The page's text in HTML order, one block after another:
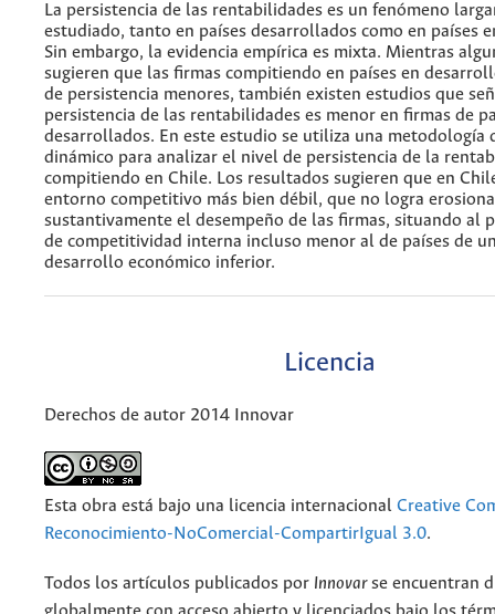
La persistencia de las rentabilidades es un fenómeno
estudiado, tanto en países desarrollados como en países
Sin embargo, la evidencia empírica es mixta. Mientras
sugieren que las firmas compitiendo en países en
de persistencia menores, también existen estudios que
persistencia de las rentabilidades es menor en firmas de
desarrollados. En este estudio se utiliza una metodología
dinámico para analizar el nivel de persistencia de la
compitiendo en Chile. Los resultados sugieren que en
entorno competitivo más bien débil, que no logra
sustantivamente el desempeño de las firmas, situando al
de competitividad interna incluso menor al de países de
desarrollo económico inferior.
Licencia
Derechos de autor 2014 Innovar
Esta obra está bajo una licencia internacional Creative
Reconocimiento-NoComercial-CompartirIgual 3.0.
Todos los artículos publicados por Innovarse encuentran